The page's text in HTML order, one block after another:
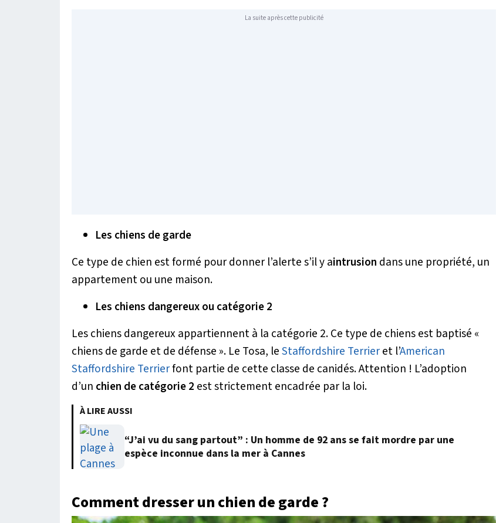
La suite après cette publicité
Les chiens de garde
Ce type de chien est formé pour donner l’alerte s’il y aintrusion dans une propriété, un
appartement ou une maison.
Les chiens dangereux ou catégorie 2
Les chiens dangereux appartiennent à la catégorie 2. Ce type de chiens est baptisé «
chiens de garde et de défense ». Le Tosa, leStaffordshire Terrieret l’American
Staffordshire Terrierfont partie de cette classe de canidés. Attention ! L’adoption
d’un chien de catégorie 2 est strictement encadrée par la loi.
À LIRE AUSSI
“J’ai vu du sang partout” : Un homme de 92 ans se fait mordre par une
espèce inconnue dans la mer à Cannes
Comment dresser un chien de garde ?